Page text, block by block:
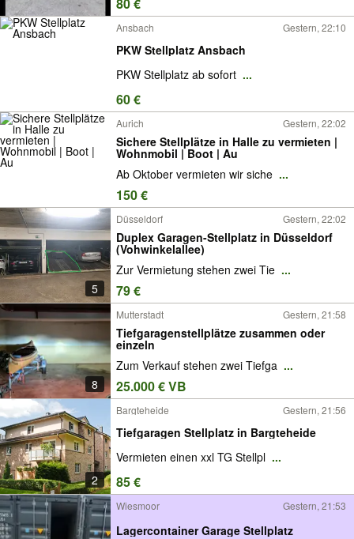
Ansbach Gestern, 22:10
PKW Stellplatz Ansbach
PKW Stellplatz ab sofort ...
60 €
Aurich Gestern, 22:02
Sichere Stellplätze in Halle zu vermieten |
Wohnmobil | Boot | Au
Ab Oktober vermieten wir siche ...
150 €
5
Düsseldorf Gestern, 22:02
Duplex Garagen-Stellplatz in Düsseldorf
(Vohwinkelallee)
Zur Vermietung stehen zwei Tie ...
79 €
8
Mutterstadt Gestern, 21:58
Tiefgaragenstellplätze zusammen oder
einzeln
Zum Verkauf stehen zwei Tiefga ...
25.000 € VB
2
Bargteheide Gestern, 21:56
Tiefgaragen Stellplatz in Bargteheide
Vermieten einen xxl TG Stellpl ...
85 €
Wiesmoor Gestern, 21:53
Lagercontainer Garage Stellplatz